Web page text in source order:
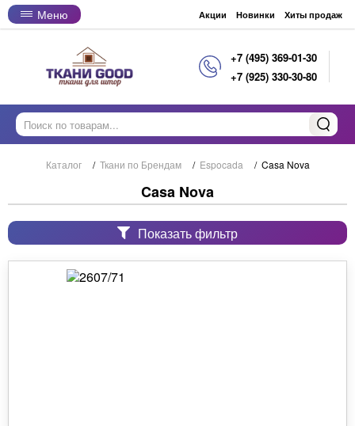
Меню Акции Новинки Хиты продаж
+7 (495) 369-01-30
+7 (925) 330-30-80
Каталог / Ткани по Брендам / Espocada / Casa Nova
Casa Nova
Показать фильтр